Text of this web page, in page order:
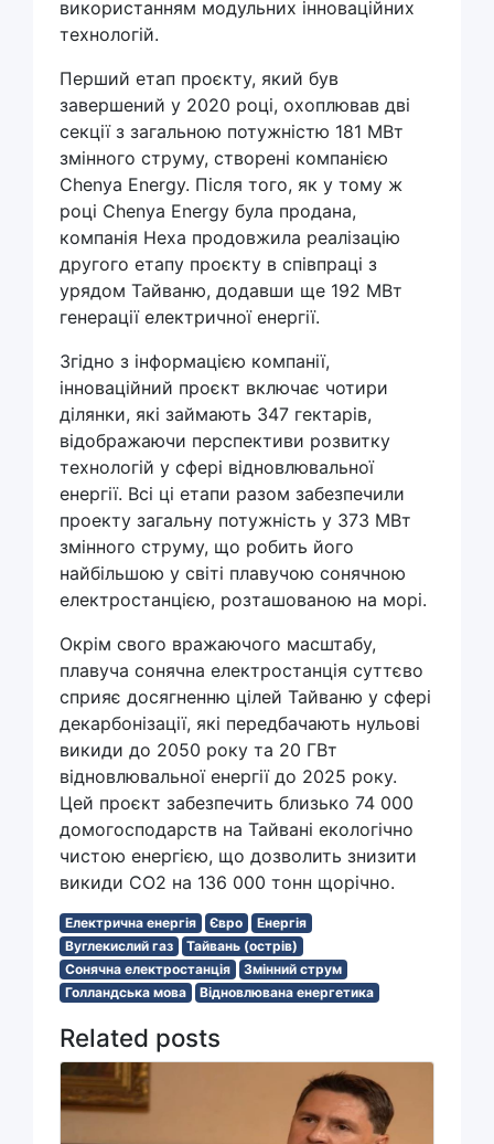
використанням модульних інноваційних
технологій.
Перший етап проєкту, який був
завершений у 2020 році, охоплював дві
секції з загальною потужністю 181 МВт
змінного струму, створені компанією
Chenya Energy. Після того, як у тому ж
році Chenya Energy була продана,
компанія Hexa продовжила реалізацію
другого етапу проєкту в співпраці з
урядом Тайваню, додавши ще 192 МВт
генерації електричної енергії.
Згідно з інформацією компанії,
інноваційний проєкт включає чотири
ділянки, які займають 347 гектарів,
відображаючи перспективи розвитку
технологій у сфері відновлювальної
енергії. Всі ці етапи разом забезпечили
проекту загальну потужність у 373 МВт
змінного струму, що робить його
найбільшою у світі плавучою сонячною
електростанцією, розташованою на морі.
Окрім свого вражаючого масштабу,
плавуча сонячна електростанція суттєво
сприяє досягненню цілей Тайваню у сфері
декарбонізації, які передбачають нульові
викиди до 2050 року та 20 ГВт
відновлювальної енергії до 2025 року.
Цей проєкт забезпечить близько 74 000
домогосподарств на Тайвані екологічно
чистою енергією, що дозволить знизити
викиди CO2 на 136 000 тонн щорічно.
Електрична енергія Євро
Енергія
Вуглекислий газ
Тайвань (острів)
Сонячна електростанція
Змінний струм
Голландська мова
Відновлювана енергетика
Related posts